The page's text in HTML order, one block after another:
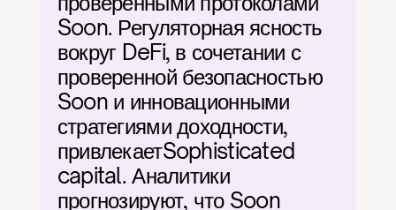
Soon. Регуляторная ясность
вокруг DeFi, в сочетании с
проверенной безопасностью
Soon и инновационными
стратегиями доходности,
привлекаетSophisticated
capital. Аналитики
прогнозируют, что Soon